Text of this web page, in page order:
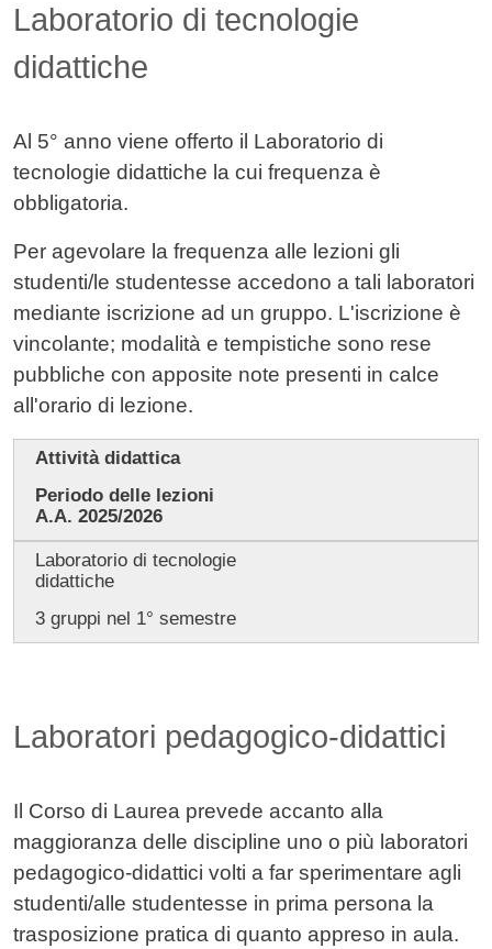
Laboratorio di tecnologie
didattiche
Al 5° anno viene offerto il Laboratorio di
tecnologie didattiche la cui frequenza è
obbligatoria.
Per agevolare la frequenza alle lezioni gli
studenti/le studentesse accedono a tali laboratori
mediante iscrizione ad un gruppo. L'iscrizione è
vincolante; modalità e tempistiche sono rese
pubbliche con apposite note presenti in calce
all'orario di lezione.
Attività didattica
Periodo delle lezioni
A.A. 2025/2026
Laboratorio di tecnologie
didattiche
3 gruppi nel 1° semestre
Laboratori pedagogico-didattici
Il Corso di Laurea prevede accanto alla
maggioranza delle discipline uno o più laboratori
pedagogico-didattici volti a far sperimentare agli
studenti/alle studentesse in prima persona la
trasposizione pratica di quanto appreso in aula.